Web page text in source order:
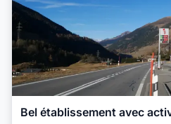
Bel établissement avec